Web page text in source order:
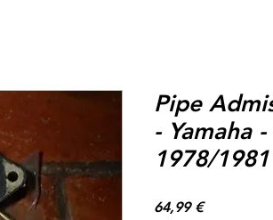
Pipe
- Yamaha
1978/1981
64,99 €Prix